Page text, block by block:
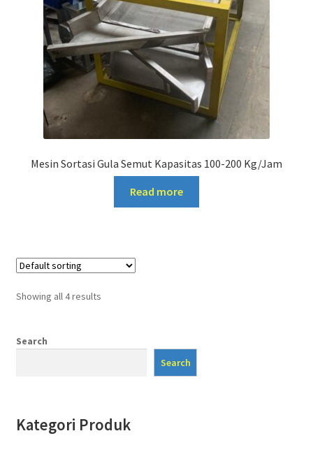
Mesin Sortasi Gula Semut Kapasitas 100-200 Kg/Jam
Read more
Showing all 4 results
Search
Search
Kategori Produk